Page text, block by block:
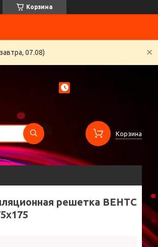
Корзина
07.08)
Корзина
решетка ВЕНТС